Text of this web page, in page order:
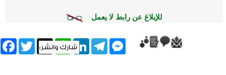
للإبلاغ عن رابط لا يعمل
Twitter X
WhatsAppLinkedInTelegram
Messenger